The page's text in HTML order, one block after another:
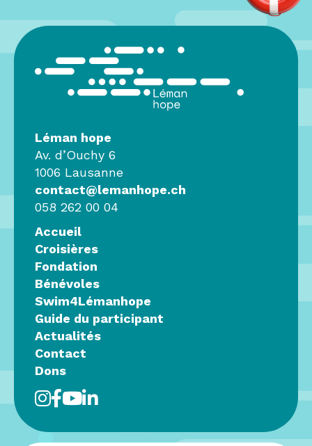
Léman hope
Av. d’Ouchy 6
1006 Lausanne
contact@lemanhope.ch
058 262 00 04
Accueil
Croisières
Fondation
Bénévoles
Swim4Lémanhope
Guide du participant
Actualités
Contact
Dons